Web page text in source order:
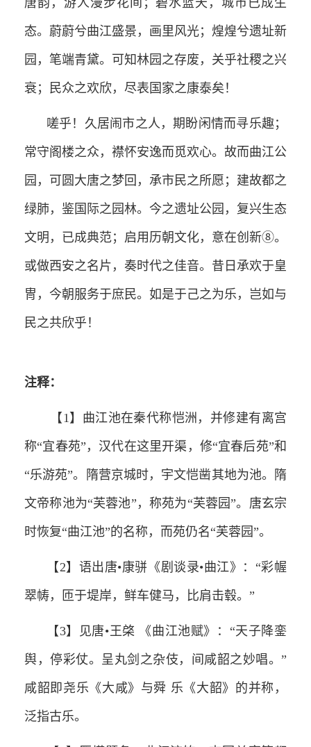
态。蔚蔚兮曲江盛景，画里风光；煌煌兮遗址新
园，笔端青黛。可知林园之存废，关乎社稷之兴
衰；民众之欢欣，尽表国家之康泰矣！
嗟乎！久居闹市之人，期盼闲情而寻乐趣；
常守阁楼之众，襟怀安逸而觅欢心。故而曲江公
园，可圆大唐之梦回，承市民之所愿；建故都之
绿肺，鉴国际之园林。今之遗址公园，复兴生态
文明，已成典范；启用历朝文化，意在创新⑧。
或做西安之名片，奏时代之佳音。昔日承欢于皇
冑，今朝服务于庶民。如是于己之为乐，岂如与
民之共欣乎！
注释：
【1】曲江池在秦代称恺洲，并修建有离宫
称“宜春苑”，汉代在这里开渠，修“宜春后苑”和
“乐游苑”。隋营京城时，宇文恺凿其地为池。隋
文帝称池为“芙蓉池”，称苑为“芙蓉园”。唐玄宗
时恢复“曲江池”的名称，而苑仍名“芙蓉园”。
【2】语出唐•康骈《剧谈录•曲江》：“彩幄
翠帱，匝于堤岸，鲜车健马，比肩击毂。”
【3】见唐•王棨 《曲江池赋》：“天子降銮
舆，停彩仗。呈丸剑之杂伎，间咸韶之妙唱。”
咸韶即尧乐《大咸》与舜 乐《大韶》的并称，
泛指古乐。